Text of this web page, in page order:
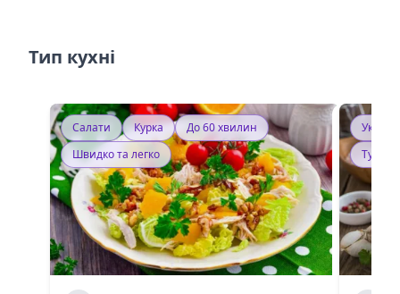
Тип кухні
Салати Курка
До 60 хвилин
Швидко та легко